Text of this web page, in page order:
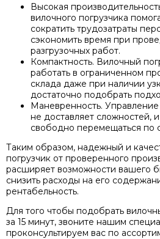
Высокая
вилочного погрузчика
сократить трудозатраты
сэкономить время при
разгрузочных работ.
Компактность. Вилочный
работать в ограниченном
склада даже при наличии
достаточно подобрать
Маневренность.
не доставляет сложностей,
свободно перемещаться по
Таким образом, надежный и
погрузчик от проверенного
расширяет возможности вашего
снизить расходы на его
рентабельность.
Для того чтобы подобрать
за 15 минут, звоните нашим
проконсультируем вас по